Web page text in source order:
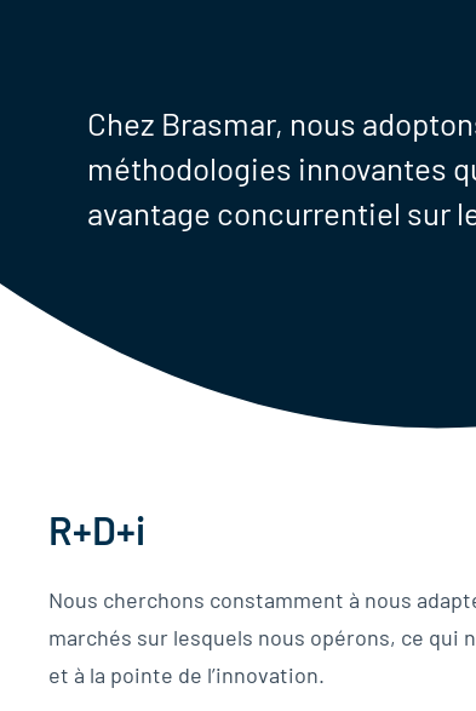
Chez Brasmar, nous
méthodologies innovantes
avantage concurrentiel sur
R+D+i
Nous cherchons constamment à nous
marchés sur lesquels nous opérons, ce qui
et à la pointe de l’innovation.